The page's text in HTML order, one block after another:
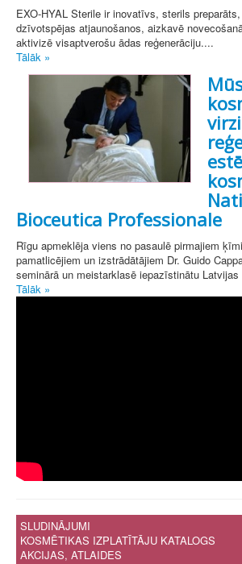
EXO-HYAL Sterile ir inovatīvs, sterils
dzīvotspējas atjaunošanos, aizkavē
aktivizē visaptverošu ādas reģenerāciju....
Tālāk »
Bioceutica Professionale
Rīgu apmeklēja viens no pasaulē pirmajiem
pamatlicējiem un izstrādātājiem Dr. Guido
seminārā un meistarklasē iepazīstinātu
Tālāk »
SLUDINĀJUMI
KOSMĒTIKAS IZPLATĪTĀJU KATALOGS
AKCIJAS, ATLAIDES